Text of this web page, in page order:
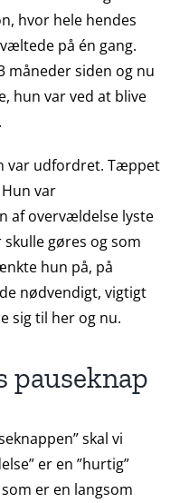
hvor hele hendes
på én gang.
måneder siden og nu
hun var ved at blive
var udfordret. Tæppet
var
af overvældelse lyste
gøres og som
hun på, på
nødvendigt, vigtigt
sig til her og nu.
pauseknap
skal vi
er en ”hurtig”
er en langsom